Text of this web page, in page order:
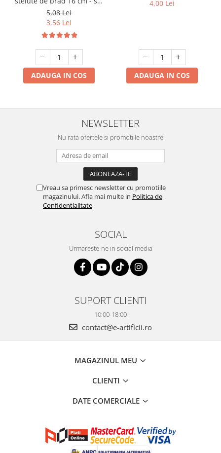
10 buc
5,08 Lei
3,56 Lei
ADAUGA IN COS
4,00 Lei
ADAUGA IN COS
NEWSLETTER
Nu rata ofertele si promotiile noastre
Vreau sa primesc newsletter cu promotiile
magazinului. Afla mai multe in Politica de
Confidentialitate
SOCIAL
Urmareste-ne in social media
SUPORT CLIENTI
10:00-18:00
contact@e-artificii.ro
MAGAZINUL MEU
CLIENTI
DATE COMERCIALE